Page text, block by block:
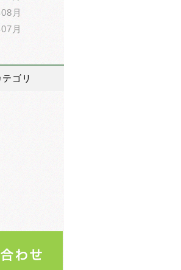
月
月
テゴリ